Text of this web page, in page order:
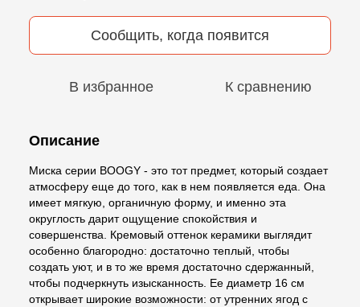
Сообщить, когда появится
В избранное К сравнению
Описание
Миска серии BOOGY - это тот предмет, который создает
атмосферу еще до того, как в нем появляется еда. Она
имеет мягкую, органичную форму, и именно эта
округлость дарит ощущение спокойствия и
совершенства. Кремовый оттенок керамики выглядит
особенно благородно: достаточно теплый, чтобы
создать уют, и в то же время достаточно сдержанный,
чтобы подчеркнуть изысканность. Ее диаметр 16 см
открывает широкие возможности: от утренних ягод с